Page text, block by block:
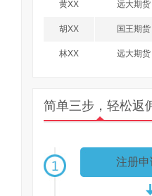
黄XX 远大期货
胡XX 国王期货
林XX 远大期货
洪XX 南华期货
李XX 国王期货
简单三步，轻松返
注册